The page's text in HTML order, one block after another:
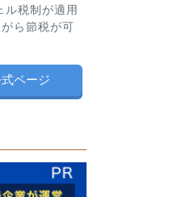
SBIホールデ
け評価、販売
【評判とリス
ル税制が適用
ら節税が可
ページ